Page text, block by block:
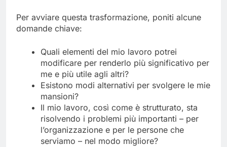
Per avviare questa trasformazione, poniti alcune
domande chiave:
Quali elementi del mio lavoro potrei
modificare per renderlo più significativo per
me e più utile agli altri?
Esistono modi alternativi per svolgere le mie
mansioni?
Il mio lavoro, così come è strutturato, sta
risolvendo i problemi più importanti – per
l’organizzazione e per le persone che
serviamo – nel modo migliore?